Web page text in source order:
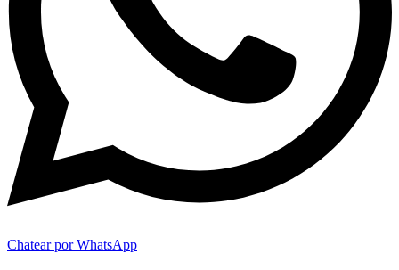
Chatear por WhatsApp